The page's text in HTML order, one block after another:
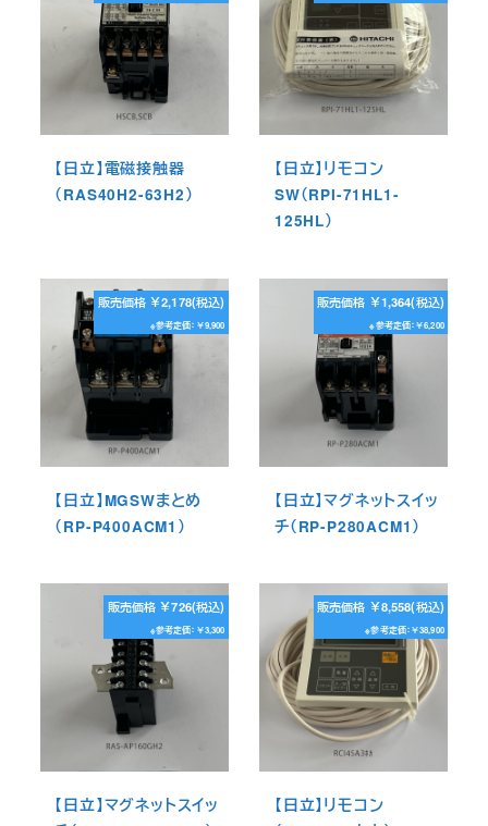
【日立】電磁接触器
（RAS40H2-63H2）
【日立】リモコン
SW（RPI-71HL1-
125HL）
販売価格 ￥2,178(税込)
※参考定価：￥9,900
【日立】MGSWまとめ
（RP-P400ACM1）
販売価格 ￥1,364(税込)
※参考定価：￥6,200
【日立】マグネットスイッ
チ（RP-P280ACM1）
販売価格 ￥726(税込)
※参考定価：￥3,300
【日立】マグネットスイッ
販売価格 ￥8,558(税込)
※参考定価：￥38,900
【日立】リモコン